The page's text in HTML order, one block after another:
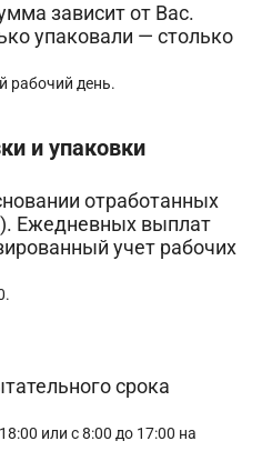
зависит от Вас.
упаковали — столько
рабочий день.
и упаковки
отработанных
Ежедневных выплат
учет рабочих
срока
или с 8:00 до 17:00 на